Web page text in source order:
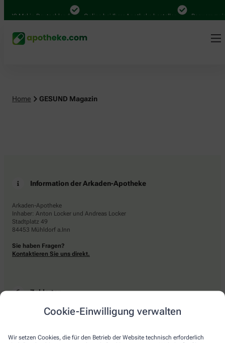
Cookie-Einwilligung verwalten
Wir setzen Cookies, die für den Betrieb der Website technisch erforderlich
Mal in Deutschland Online bei Ihrer Apotheke bestellen Bequem
Home GESUND Magazin
Information der Arkaden-Apotheke
Arkaden-Apotheke
Inhaber: Anton Locker und Andreas Locker
Stadtplatz 49
84453 Mühldorf a.Inn
Sie haben Fragen?
Kontaktieren Sie uns direkt.
Zahlarten
Bar oder mit einer anderen akzeptierten Zahlungsart Ihrer Apotheke vor Ort.